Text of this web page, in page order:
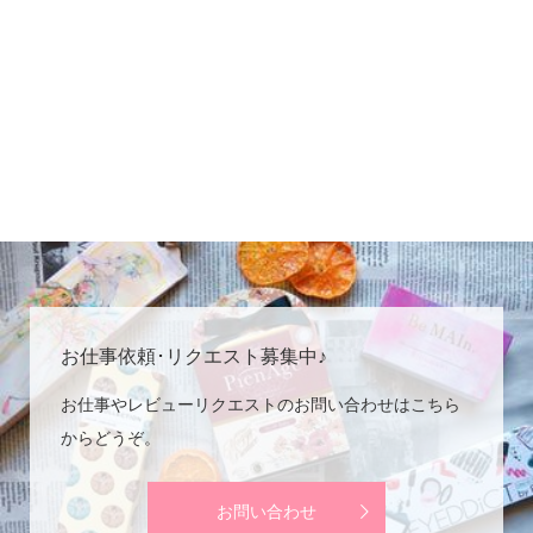
お仕事依頼･リクエスト募集中♪
お仕事やレビューリクエストのお問い合わせはこちら
からどうぞ。
お問い合わせ